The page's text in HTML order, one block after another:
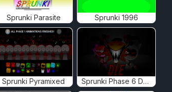
Sprunki Parasite Sprunki 1996
Sprunki Pyramixed Sprunki Phase 6 Definitive